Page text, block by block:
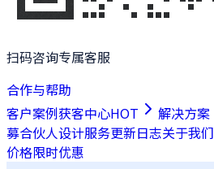
扫码咨询专属客服
合作与帮助
客户案例获客中心HOT 解决方案
募合伙人设计服务更新日志关于我们
价格限时优惠